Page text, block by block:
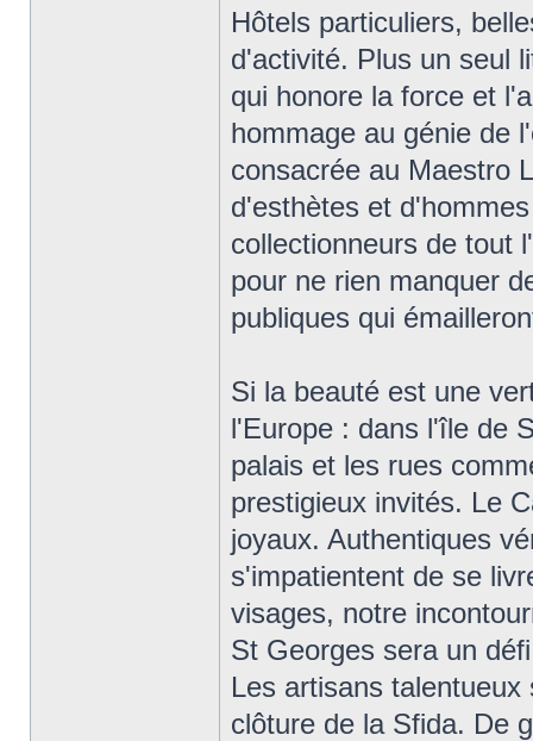
Hôtels particuliers,
d'activité. Plus un seul
qui honore la force et
hommage au génie de
consacrée au Maestro
d'esthètes et
collectionneurs de tout
pour ne rien manquer
publiques qui
Si la beauté est une
l'Europe : dans l'île de
palais et les rues
prestigieux invités. Le
joyaux. Authentiques
s'impatientent de se
visages, notre
St Georges sera un
Les artisans
clôture de la Sfida. De